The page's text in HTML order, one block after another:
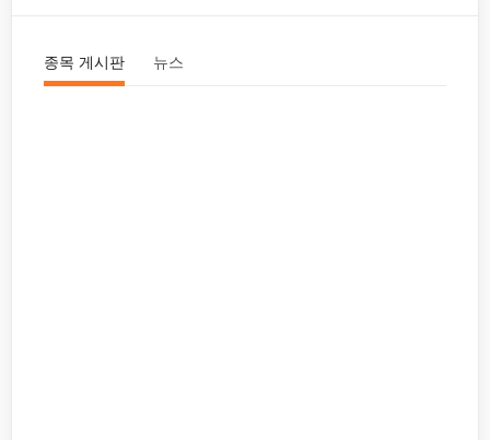
종목 게시판 뉴스